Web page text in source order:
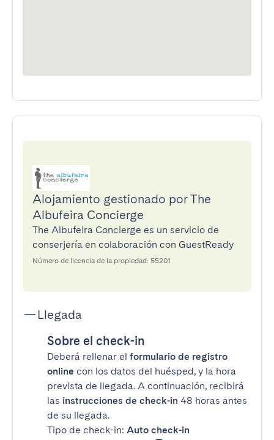
Alojamiento gestionado por The
Albufeira Concierge
The Albufeira Concierge es un servicio de
conserjería en colaboración con GuestReady
Número de licencia de la propiedad: 55201
Llegada
Sobre el check-in
Deberá rellenar el formulario de registro
online con los datos del huésped, y la hora
prevista de llegada. A continuación, recibirá
las instrucciones de check-in 48 horas antes
de su llegada.
Tipo de check-in: Auto check-in